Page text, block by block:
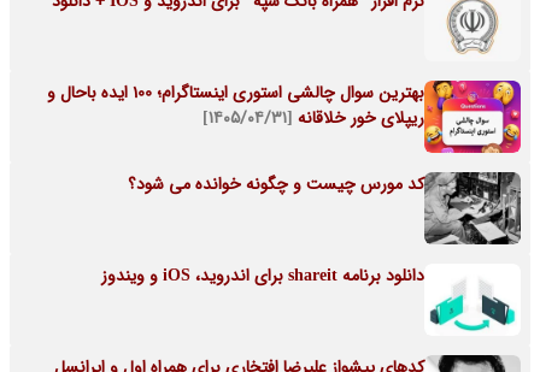
بهترین سوال چالشی استوری اینستاگرام؛ 100 ایده باحال و
ریپلای خور خلاقانه [۱۴۰۵/۰۴/۳۱]
کد مورس چیست و چگونه خوانده می شود؟
دانلود برنامه shareit برای اندروید، iOS و ویندوز